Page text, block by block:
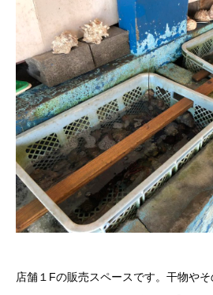
店舗１Fの販売スペースです。干物や